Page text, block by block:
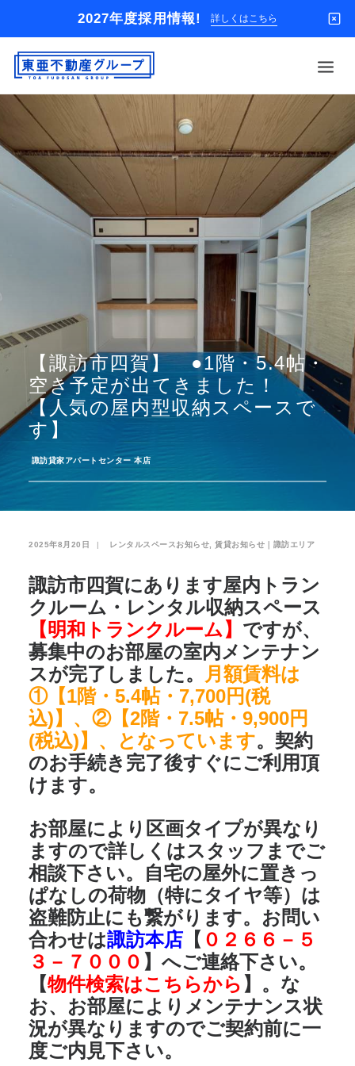
2027年度採用情報! 詳しくはこちら
借りる
買う
店舗
オーナー様
入居者様専用
お問い合わせ
お気に入り 閲覧履歴
【諏訪市四賀】 ●1階・5.4帖・
空き予定が出てきました！
【人気の屋内型収納スペースで
す】
諏訪貸家アパートセンター 本店
2025年8月20日 | レンタルスペースお知らせ 賃貸お知らせ｜諏訪エリア
諏訪市四賀にあります屋内トラン
クルーム・レンタル収納スペース
【明和トランクルーム】 ですが、
募集中のお部屋の室内メンテナン
スが完了しました。
月額賃料は
①【1階・5.4帖・7,700円(税
込)】、②【2階・7.5帖・9,900円
(税込)】、となっています。契約
のお手続き完了後すぐにご利用頂
けます。
お部屋により区画タイプが異なり
ますので詳しくはスタッフまでご
相談下さい。自宅の屋外に置きっ
ぱなしの荷物（特にタイヤ等）は
盗難防止にも繋がります。お問い
合わせは諏訪本店 【 ０２６６－５
３－７０００ 】へご連絡下さい。
【物件検索はこちらから 】。な
お、お部屋によりメンテナンス状
況が異なりますのでご契約前に一
度ご内見下さい。